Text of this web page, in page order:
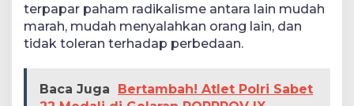
terpapar paham radikalisme antara lain mudah
marah, mudah menyalahkan orang lain, dan
tidak toleran terhadap perbedaan.
Baca Juga
Bertambah! Atlet Polri Sabet